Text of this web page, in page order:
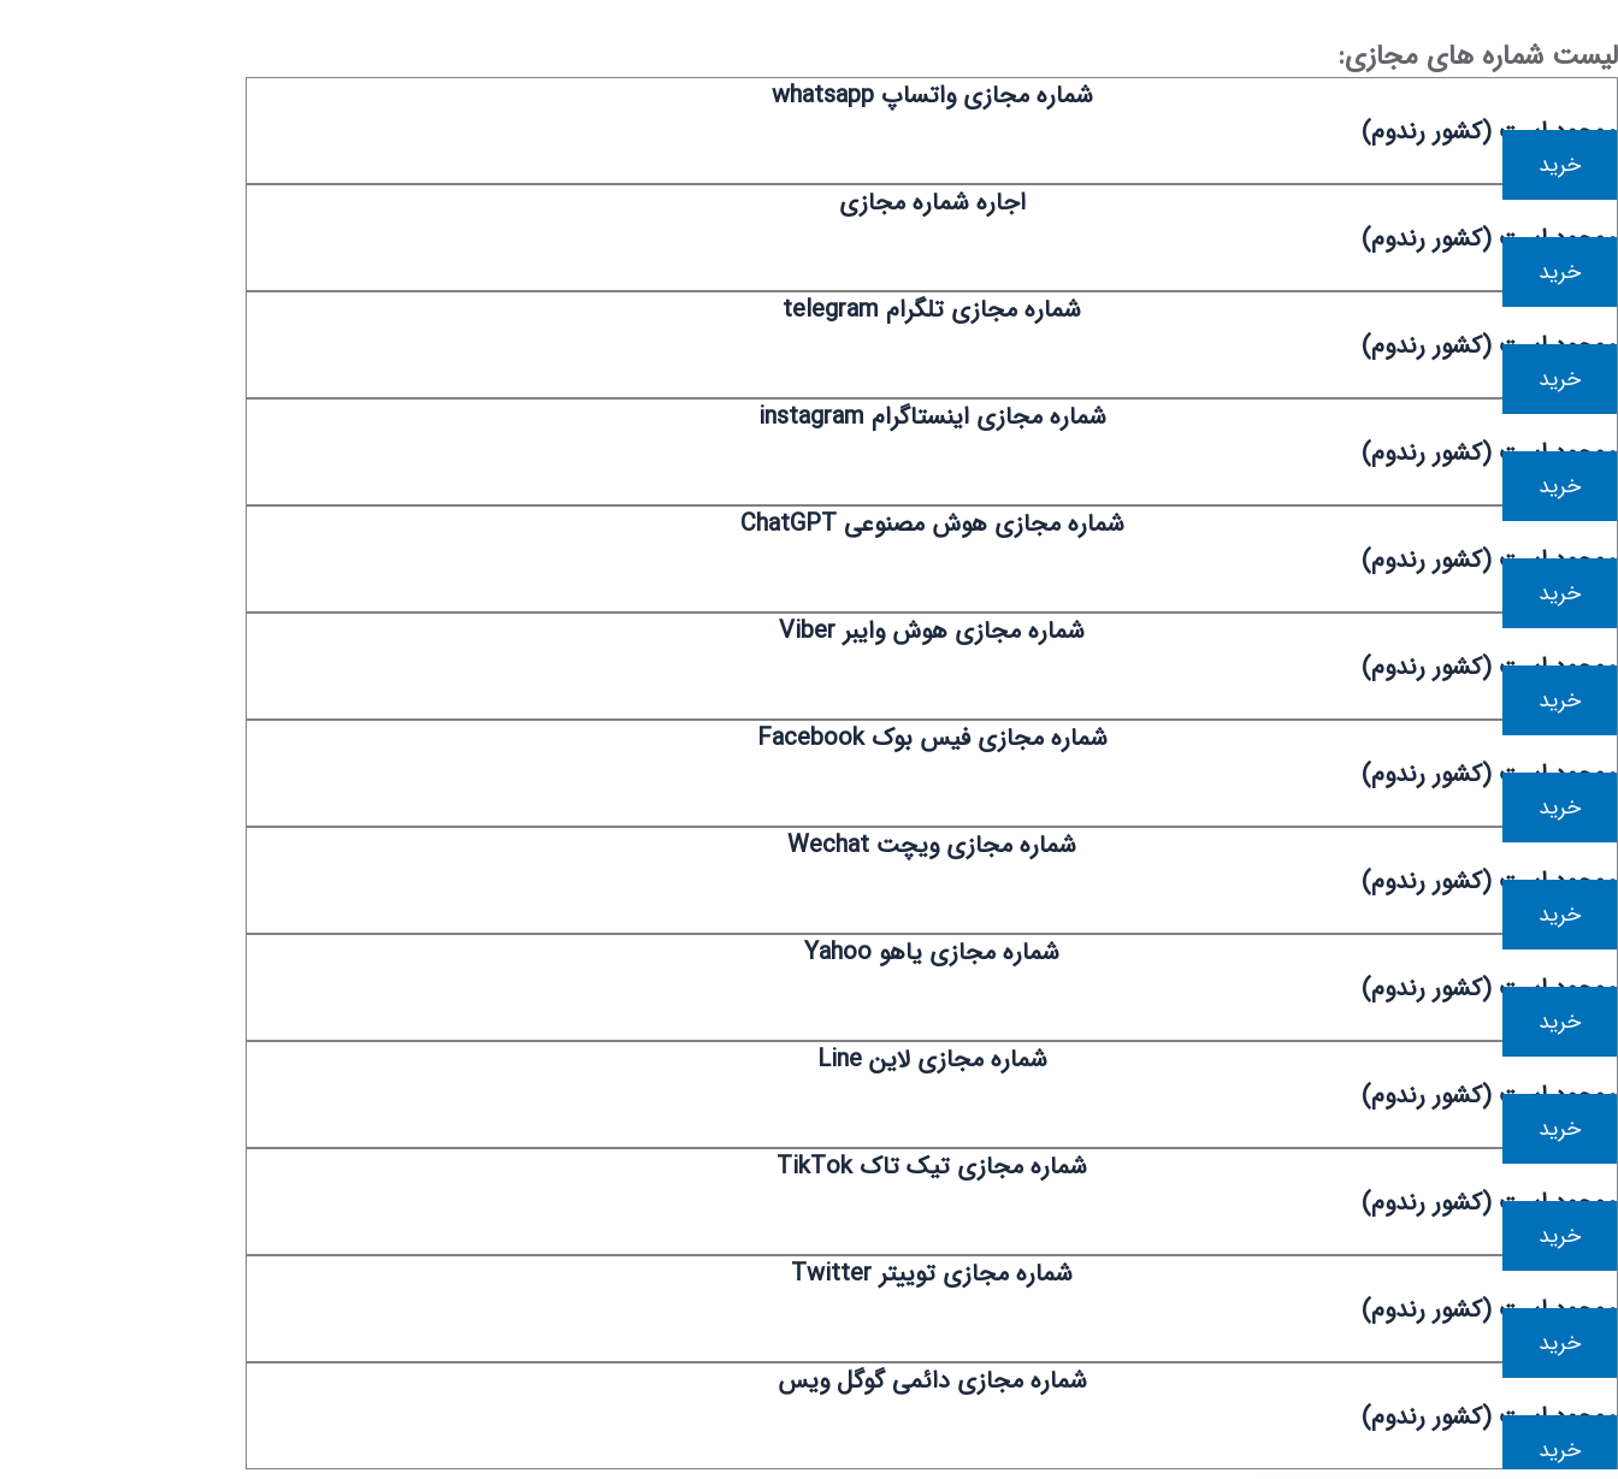
لیست شماره های مجازی:
شماره مجازی واتساپ whatsapp
موجود است (کشور رندوم)
خرید
اجاره شماره مجازی
موجود است (کشور رندوم)
خرید
شماره مجازی تلگرام telegram
موجود است (کشور رندوم)
خرید
شماره مجازی اینستاگرام instagram
موجود است (کشور رندوم)
خرید
شماره مجازی هوش مصنوعی ChatGPT
موجود است (کشور رندوم)
خرید
شماره مجازی هوش وایبر Viber
موجود است (کشور رندوم)
خرید
شماره مجازی فیس بوک Facebook
موجود است (کشور رندوم)
خرید
شماره مجازی ویچت Wechat
موجود است (کشور رندوم)
خرید
شماره مجازی یاهو Yahoo
موجود است (کشور رندوم)
خرید
شماره مجازی لاین Line
موجود است (کشور رندوم)
خرید
شماره مجازی تیک تاک TikTok
موجود است (کشور رندوم)
خرید
شماره مجازی توییتر Twitter
موجود است (کشور رندوم)
خرید
شماره مجازی دائمی گوگل ویس
موجود است (کشور رندوم)
خرید